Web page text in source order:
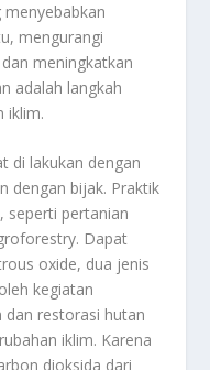
menyebabkan
mengurangi
meningkatkan
adalah langkah
iklim.
di lakukan dengan
dengan bijak. Praktik
seperti pertanian
Dapat
oxide, dua jenis
kegiatan
dan restorasi hutan
iklim. Karena
dioksida dari